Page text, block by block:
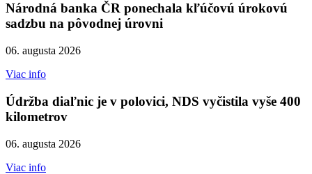
Národná banka ČR ponechala kľúčovú úrokovú
sadzbu na pôvodnej úrovni
06. augusta 2026
Viac info
Údržba diaľnic je v polovici, NDS vyčistila vyše 400
kilometrov
06. augusta 2026
Viac info